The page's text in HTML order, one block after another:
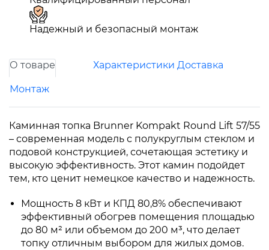
Надежный и безопасный монтаж
О товаре Характеристики Доставка
Монтаж
Каминная топка Brunner Kompakt Round Lift 57/55
– современная модель с полукруглым стеклом и
подовой конструкцией, сочетающая эстетику и
высокую эффективность. Этот камин подойдет
тем, кто ценит немецкое качество и надежность.
Мощность 8 кВт и КПД 80,8% обеспечивают
эффективный обогрев помещения площадью
до 80 м² или объемом до 200 м³, что делает
топку отличным выбором для жилых домов.